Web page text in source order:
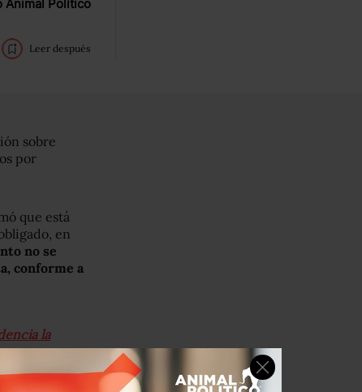
Animal Político
Leer después
sobre
por
que está
en
no se
conforme a
la